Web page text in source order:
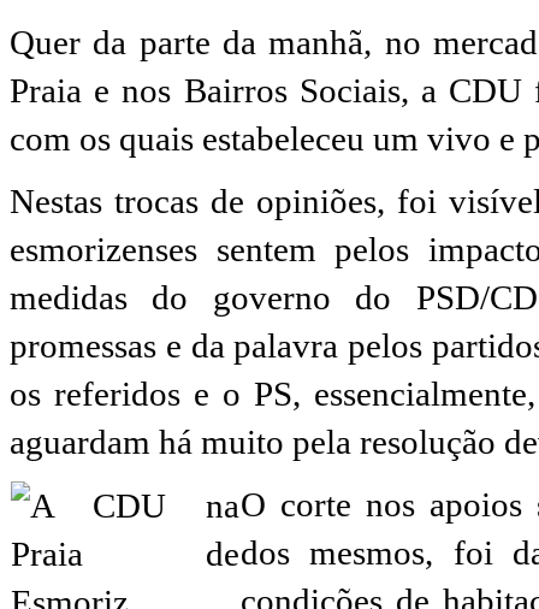
Quer da parte da manhã, no
Praia e nos Bairros Sociais, a
com os quais estabeleceu um vivo e
Nestas trocas de opiniões, foi
esmorizenses sentem pelos
medidas do governo do PSD/
promessas e da palavra pelos
os referidos e o PS,
aguardam há muito pela resolução
O corte nos apoios
dos mesmos, foi
condições de